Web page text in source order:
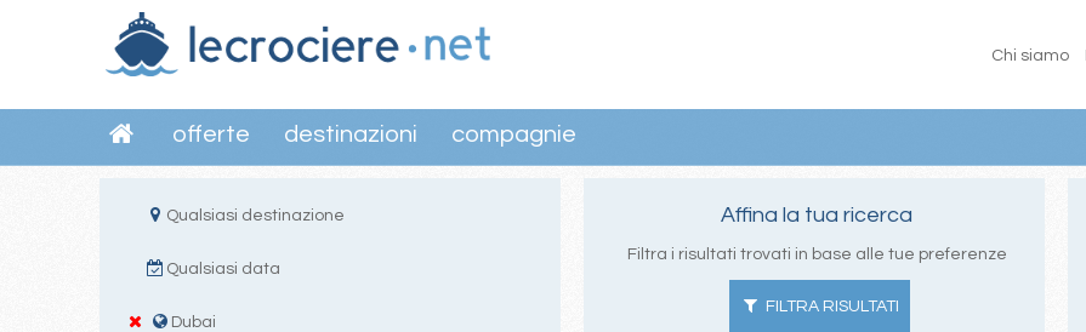
Chi siamo
offerte destinazioni compagnie
Qualsiasi destinazione
Qualsiasi data
Dubai
Affina la tua ricerca
Filtra i risultati trovati in base alle tue preferenze
FILTRA RISULTATI